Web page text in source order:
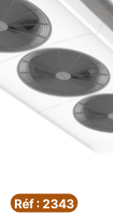
Réf : 2343